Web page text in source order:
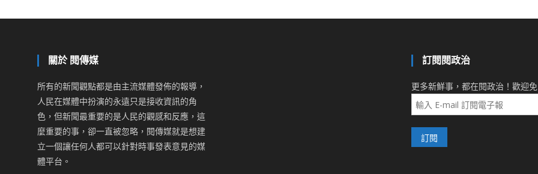
關於 閱傳媒
所有的新聞觀點都是由主流媒體發佈的報導，
人民在媒體中扮演的永遠只是接收資訊的角
色，但新聞最重要的是人民的觀感和反應，這
麼重要的事，卻一直被忽略，閱傳媒就是想建
立一個讓任何人都可以針對時事發表意見的媒
體平台。
訂閱閱政治
更多新鮮事，都在閱政治！歡迎